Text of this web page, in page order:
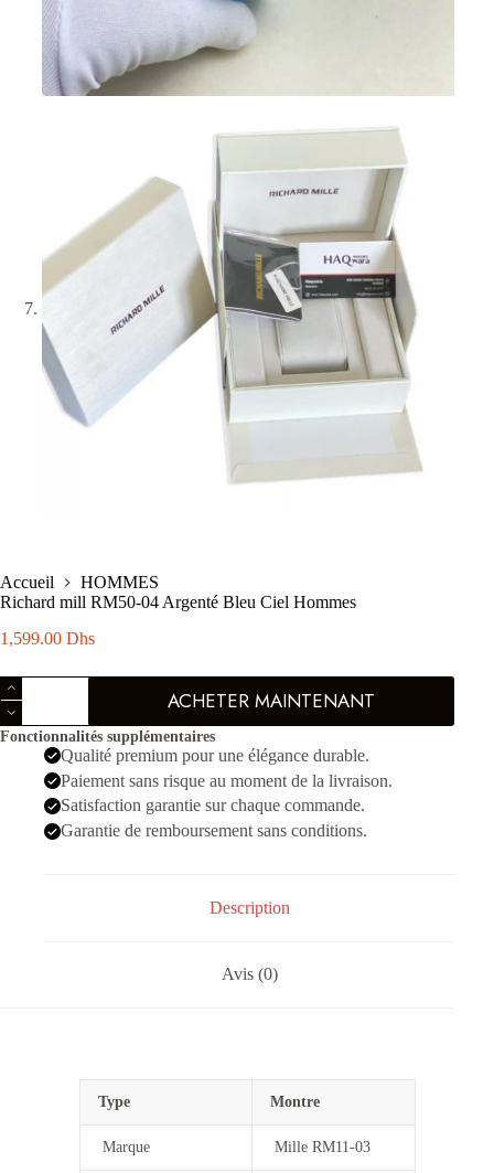
Accueil
HOMMES
Richard mill RM50-04 Argenté Bleu Ciel Hommes
1,599.00 Dhs
quantité
de
Richard
mill
RM50-
Argenté
ACHETER MAINTENANT
Fonctionnalités supplémentaires
Qualité premium pour une élégance durable.
Paiement sans risque au moment de la livraison.
Satisfaction garantie sur chaque commande.
Garantie de remboursement sans conditions.
Description
Avis (0)
Type Montre
Marque Mille RM11-03